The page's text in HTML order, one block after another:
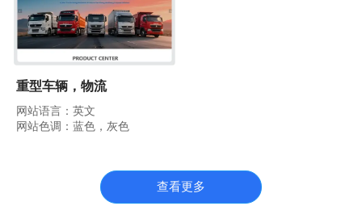
重型车辆，物流
网站语言：英文
网站色调：蓝色，灰色
查看更多